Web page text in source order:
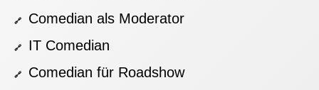
Comedian als Moderator
IT Comedian
Comedian für Roadshow